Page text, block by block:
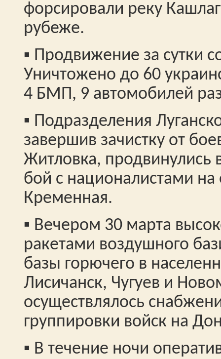
форсировали реку
рубеже.
▪️ Продвижение за сутки
Уничтожено до 60
4 БМП, 9 автомобилей
▪️ Подразделения
завершив зачистку от
Житловка, продвинулись
бой с националистами на
Кременная.
▪️ Вечером 30 марта
ракетами воздушного
базы горючего в
Лисичанск, Чугуев и
осуществлялось
группировки войск на
▪️ В течение ночи